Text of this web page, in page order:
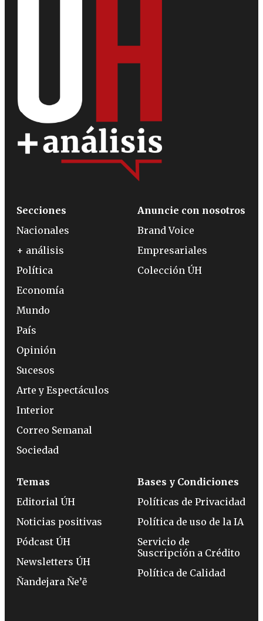
Secciones
Nacionales
+ análisis
Política
Economía
Mundo
País
Opinión
Sucesos
Arte y Espectáculos
Interior
Correo Semanal
Sociedad
Anuncie con nosotros
Brand Voice
Empresariales
Colección ÚH
Temas
Editorial ÚH
Noticias positivas
Pódcast ÚH
Newsletters ÚH
Ñandejara Ñe’ẽ
Bases y Condiciones
Políticas de Privacidad
Política de uso de la IA
Servicio de
Suscripción a Crédito
Política de Calidad